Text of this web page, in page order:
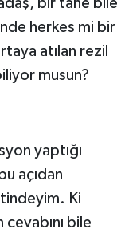
bir tane bile
herkes mi bir
atılan rezil
musun?
yaptığı
açıdan
Ki
bile